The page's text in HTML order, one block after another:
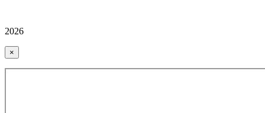
2026
×